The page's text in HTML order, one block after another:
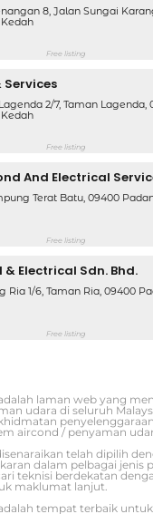
8, Jalan Sungai
Free listing
Services
2/7, Taman Lagenda,
Free listing
And Electrical
Terat Batu, 09400
Free listing
Electrical Sdn. Bhd.
Ria 1/6, Taman Ria, 09400
Free listing
laman web yang
udara di seluruh
aircond / penyaman
telah dipilih
dalam pelbagai jenis
teknisi berdekatan
maklumat lanjut.
tempat terbaik